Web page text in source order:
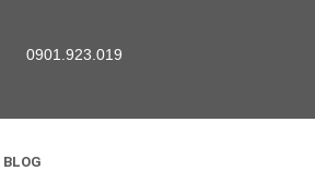
0901.923.019
BLOG